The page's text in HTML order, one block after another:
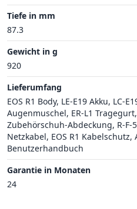
Tiefe in mm
87.3
Gewicht in g
920
Lieferumfang
EOS R1 Body, LE-E19 Akku, LC-
Augenmuschel, ER-L1 Tragegurt,
Zubehörschuh-Abdeckung, R-F-
Netzkabel, EOS R1
Benutzerhandbuch
Garantie in Monaten
24